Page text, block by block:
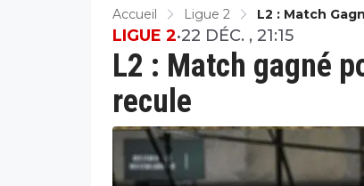
Accueil Ligue 2 L2 : Match
L2 : Match gagné
recule
LIGUE 2•22 DÉC. , 21:15